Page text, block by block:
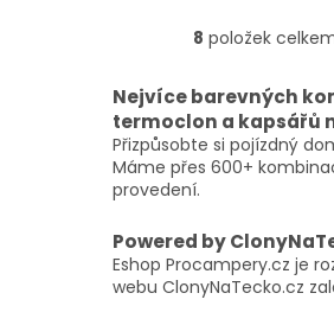
O
l
á
d
a
c
r
v
k
8 položek
Nejvíce barevných
termoclon a kapsářů
Přizpůsobte si pojízdný
Máme přes 600+
provedení.
Powered by
Eshop Procampery.cz je
webu ClonyNaTecko.cz